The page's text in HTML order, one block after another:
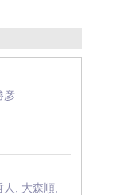
彦
, 大森順,